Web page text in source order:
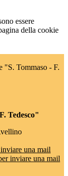
essere
della cookie
"S. Tommaso - F.
Tedesco"
una mail
inviare una mail